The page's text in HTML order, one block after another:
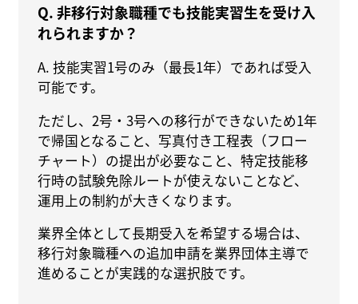
Q. 非移行対象職種でも技能実習生を受け入
れられますか？
A. 技能実習1号のみ（最長1年）であれば受入
可能です。
ただし、2号・3号への移行ができないため1年
で帰国となること、写真付き工程表（フロー
チャート）の提出が必要なこと、特定技能移
行時の試験免除ルートが使えないことなど、
運用上の制約が大きくなります。
業界全体として長期受入を希望する場合は、
移行対象職種への追加申請を業界団体主導で
進めることが実践的な選択肢です。